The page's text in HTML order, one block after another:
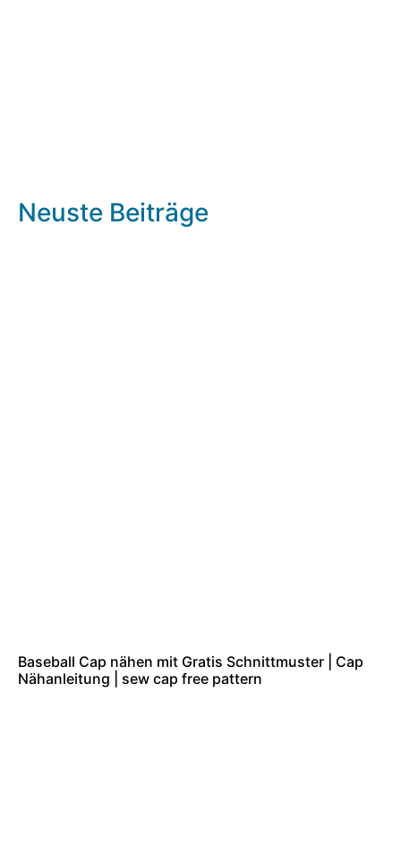
Neuste Beiträge
Baseball Cap nähen mit Gratis Schnittmuster | Cap
Nähanleitung | sew cap free pattern